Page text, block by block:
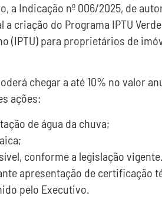
a Indicação nº 006/2025, de
criação do Programa IPTU
(IPTU) para proprietários de
chegar a até 10% no valor
ações:
de água da chuva;
conforme a legislação vigente.
apresentação de certificação
pelo Executivo.